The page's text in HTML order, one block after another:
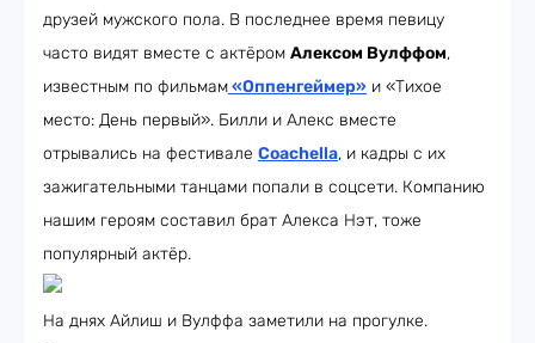
друзей мужского пола. В последнее время певицу
часто видят вместе с актёром Алексом Вулффом,
известным по фильмам«Оппенгеймер» и «Тихое
место: День первый». Билли и Алекс вместе
отрывались на фестивале Coachella, и кадры с их
зажигательными танцами попали в соцсети. Компанию
нашим героям составил брат Алекса Нэт, тоже
популярный актёр.
На днях Айлиш и Вулффа заметили на прогулке.